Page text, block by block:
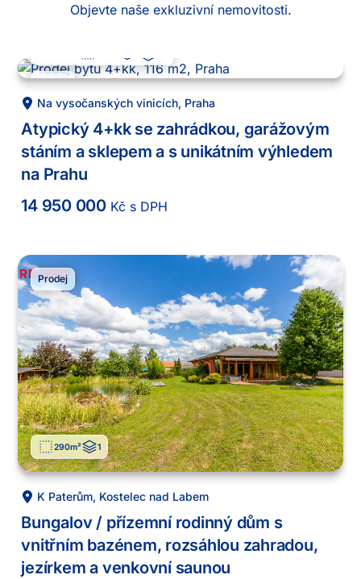
Objevte naše exkluzivní nemovitosti.
Prodej
Na vysočanských vinicích, Praha
Atypický 4+kk se zahrádkou, garážovým
stáním a sklepem a s unikátním výhledem
na Prahu
14 950 000 Kč s DPH
Prodej
290m² 1
K Paterům, Kostelec nad Labem
Bungalov / přízemní rodinný dům s
vnitřním bazénem, rozsáhlou zahradou,
jezírkem a venkovní saunou